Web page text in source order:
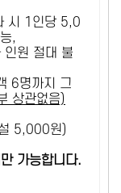
시 1인당 5,0
,
인원 절대 불
6명까지 그
상관없음)
5,000원)
가능합니다.